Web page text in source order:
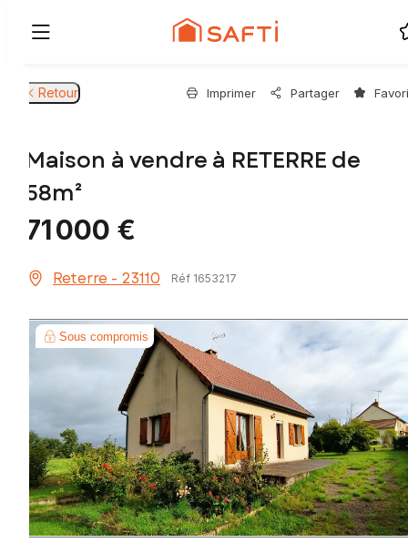
Retour Imprimer Partager
Maison à vendre à RETERRE de
58m²
71 000 €
Reterre - 23110 Réf 1653217
Sous compromis